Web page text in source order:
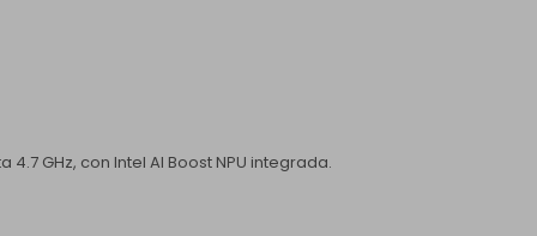
GHz, con Intel AI Boost NPU integrada.